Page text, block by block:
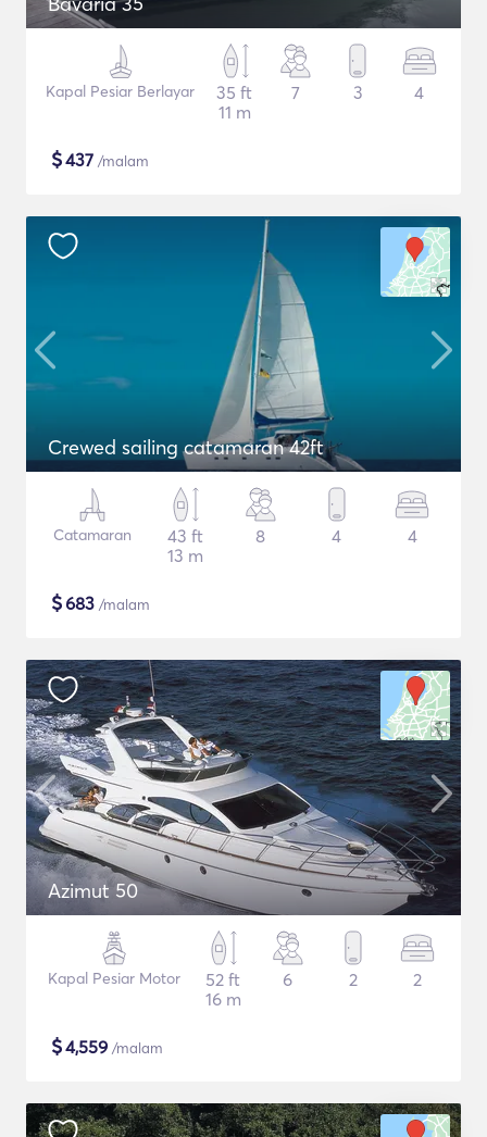
Kapal Pesiar Berlayar
35 ft
11 m
7 3 4
$437 /malam
Crewed sailing catamaran 42ft
Catamaran
43 ft
13 m
8 4 4
$683 /malam
Azimut 50
Kapal Pesiar Motor
52 ft
16 m
6 2 2
$4,559 /malam